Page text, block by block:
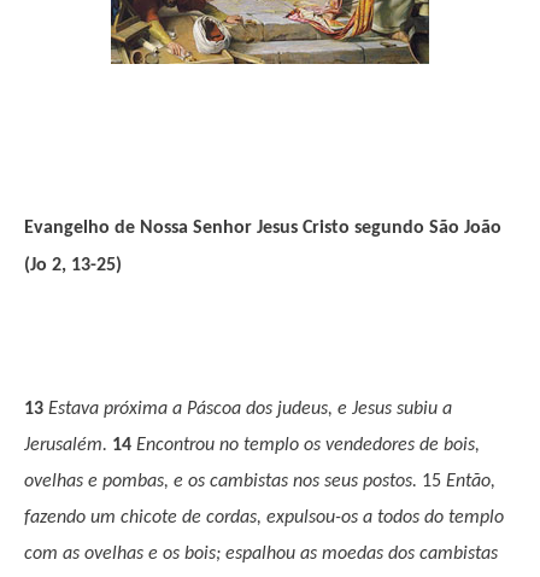
Evangelho de Nossa Senhor Jesus Cristo segundo São João
(Jo 2, 13-25)
13 Estava próxima a Páscoa dos judeus, e Jesus subiu a
Jerusalém. 14 Encontrou no templo os vendedores de bois,
ovelhas e pombas, e os cambistas nos seus postos. 15 Então,
fazendo um chicote de cordas, expulsou-os a todos do templo
com as ovelhas e os bois; espalhou as moedas dos cambistas